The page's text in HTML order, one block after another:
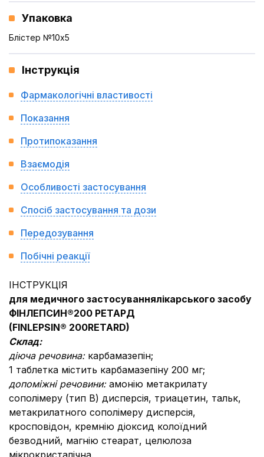
Упаковка
Блістер №10x5
Інструкція
Фармакологічні властивості
Показання
Протипоказання
Взаємодія
Особливості застосування
Спосіб застосування та дози
Передозування
Побічні реакції
ІНСТРУКЦІЯ
для медичного застосуваннялікарського засобу
ФІНЛЕПСИН®200 РЕТАРД
(FINLEPSIN® 200RETARD)
Склад:
діюча речовина: карбамазепiн;
1 таблетка мiстить карбамазепiну 200 мг;
допоміжні речовини: амонію метакрилату
сополімеру (тип В) дисперсія, триацетин, тальк,
метакрилатного сополімеру дисперсія,
кросповідон, кремнію діоксид колоїдний
безводний, магнію стеарат, целюлоза
мікрокристалічна.